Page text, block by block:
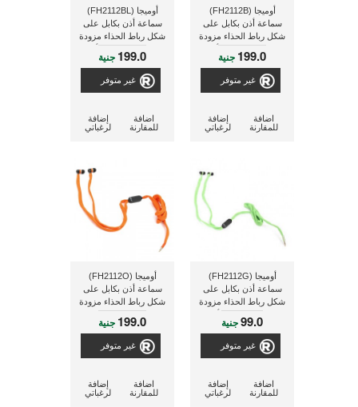
أوميجا (FH2112B)
سماعة أذن بكابل على
شكل رباط الحذاء مزودة
بمايكرفون ذو لون أسود
[42776]
199.0 جنية
غير متوفر
إضافة
لرغباتي
اضافة
للمقارنة
أوميجا (FH2112BL)
سماعة أذن بكابل على
شكل رباط الحذاء مزودة
بمايكرفون ذو لون أزرق
[42777]
199.0 جنية
غير متوفر
إضافة
لرغباتي
اضافة
للمقارنة
أوميجا (FH2112G)
سماعة أذن بكابل على
شكل رباط الحذاء مزودة
بمايكرفون ذو لون أخضر
[42778]
99.0جنية
غير متوفر
إضافة
لرغباتي
اضافة
للمقارنة
أوميجا (FH2112O)
سماعة أذن بكابل على
شكل رباط الحذاء مزودة
بمايكرفون ذو لون
برتقالى [42779]
199.0 جنية
غير متوفر
إضافة
لرغباتي
اضافة
للمقارنة